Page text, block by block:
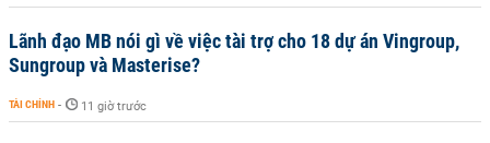
Lãnh đạo MB nói gì về việc tài trợ cho 18 dự án Vingroup,
Sungroup và Masterise?
TÀI CHÍNH - 11 giờ trước